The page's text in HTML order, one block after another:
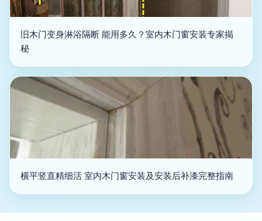
旧木门变身淋浴隔断 能用多久？室内木门窗安装专家揭
秘
横平竖直精细活 室内木门窗安装及安装后补漆完整指南